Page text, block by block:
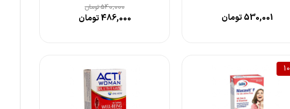
530,001تومان
540,000تومان
486,000تومان
10